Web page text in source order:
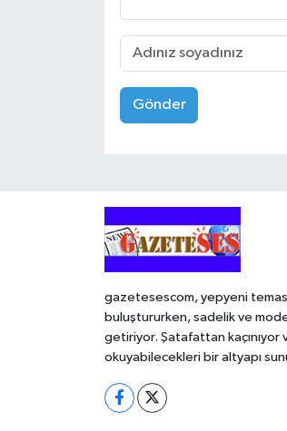
Gönder
gazetesescom, yepyeni
buluştururken, sadelik ve
getiriyor. Şatafattan kaçınıyor
okuyabilecekleri bir altyapı